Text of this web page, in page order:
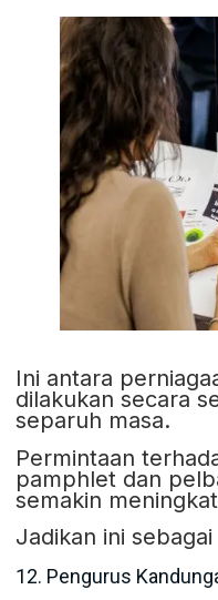
Ini antara
dilakukan secara
separuh masa.
Permintaan
pamphlet dan
semakin
Jadikan ini
12. Pengurus